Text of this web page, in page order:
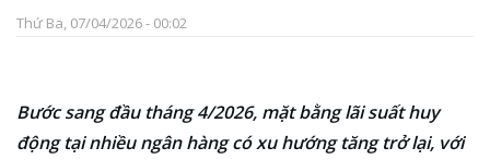
Thứ Ba, 07/04/2026 - 00:02
Bước sang đầu tháng 4/2026, mặt bằng lãi suất huy
động tại nhiều ngân hàng có xu hướng tăng trở lại, với